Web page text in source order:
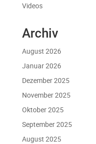
Videos
Archiv
August 2026
Januar 2026
Dezember 2025
November 2025
Oktober 2025
September 2025
August 2025